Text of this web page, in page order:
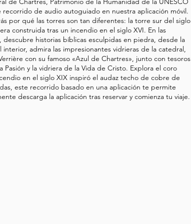
de audio autoguiado en nuestra aplicación móvil.
por qué las torres son tan diferentes: la torre sur del siglo
construida tras un incendio en el siglo XVI. En las
historias bíblicas esculpidas en piedra, desde la
interior, admira las impresionantes vidrieras de la catedral,
con su famoso «Azul de Chartres», junto con tesoros
Pasión y la vidriera de la Vida de Cristo. Explora el coro
en el siglo XIX inspiró el audaz techo de cobre de
este recorrido basado en una aplicación te permite
descarga la aplicación tras reservar y comienza tu viaje.